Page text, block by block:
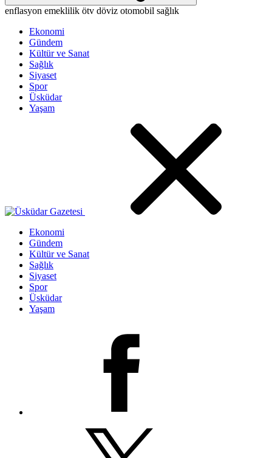
enflasyon emeklilik ötv döviz otomobil sağlık
Ekonomi
Gündem
Kültür ve Sanat
Sağlık
Siyaset
Spor
Üsküdar
Yaşam
Ekonomi
Gündem
Kültür ve Sanat
Sağlık
Siyaset
Spor
Üsküdar
Yaşam